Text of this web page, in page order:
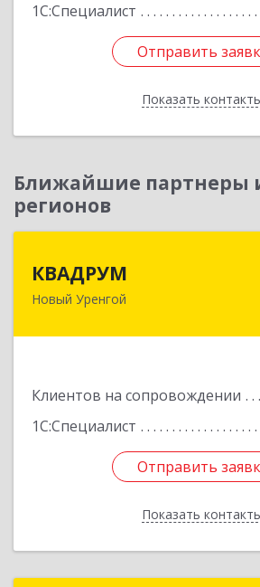
1С:Специалист
Отправить
Показать
Отправить
Назад
Ближайшие партнеры
регионов
КВАДРУМ
Новый Уренгой
Клиентов на сопровождении
1С:Специалист
Отправить
Показать
629309, Ямало-Ненецкий АО,
Отправить
Назад